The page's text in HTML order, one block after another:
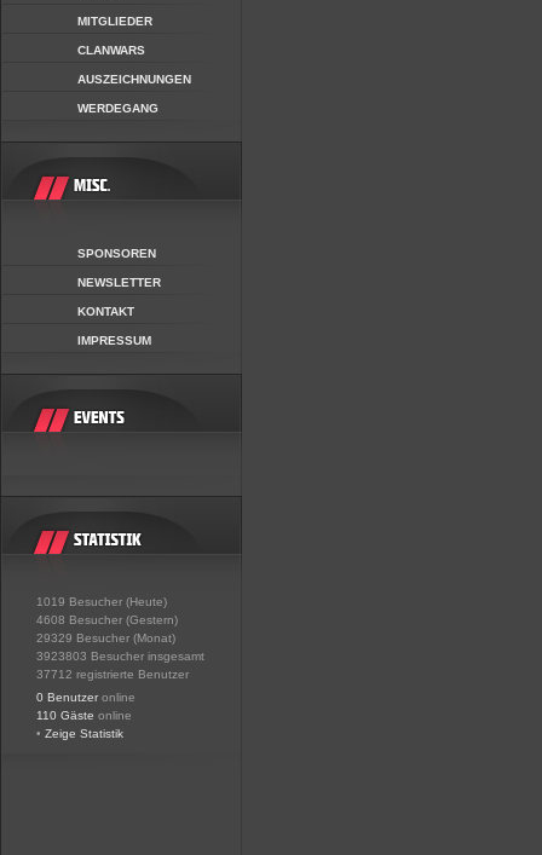
MITGLIEDER
CLANWARS
AUSZEICHNUNGEN
WERDEGANG
SPONSOREN
NEWSLETTER
KONTAKT
IMPRESSUM
1019 Besucher (Heute)
4608 Besucher (Gestern)
29329 Besucher (Monat)
3923803 Besucher insgesamt
37712 registrierte Benutzer
0 Benutzer online
110 Gäste online
• Zeige Statistik